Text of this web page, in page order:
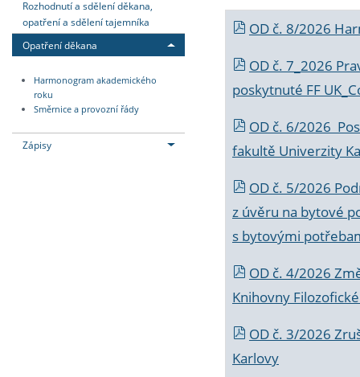
Rozhodnutí a sdělení děkana,
opatření a sdělení tajemníka
Opatření děkana
Harmonogram akademického
roku
Směrnice a provozní řády
Zápisy
OD č. 8/2026
OD č. 7_2026
poskytnuté FF
OD č. 6/2026
fakultě Univerzity
OD č. 5/2026
z úvěru na bytové
s bytovými
OD č. 4/2026
Knihovny
OD č. 3/2026
Karlovy